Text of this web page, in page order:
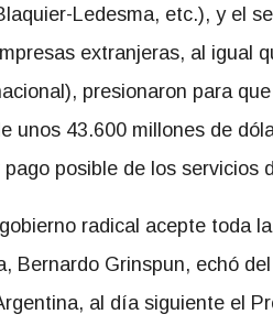
Ledesma, etc.), y el
extranjeras, al igual
presionaron para
unos 43.600 millones de
posible de los servicios
radical acepte toda
Bernardo Grinspun, echó
al día siguiente el